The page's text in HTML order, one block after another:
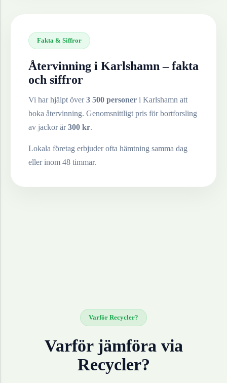
Fakta & Siffror
Återvinning i Karlshamn – fakta
och siffror
Vi har hjälpt över3 500 personer i Karlshamn att
boka återvinning. Genomsnittligt pris för bortforsling
av jackorär300 kr.
Lokala företag erbjuder ofta hämtning samma dag
eller inom 48 timmar.
Varför Recycler?
Varför jämföra via
Recycler?